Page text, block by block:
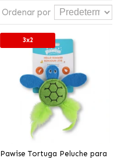
Ordenar por
3x2
Pawise Tortuga Peluche para